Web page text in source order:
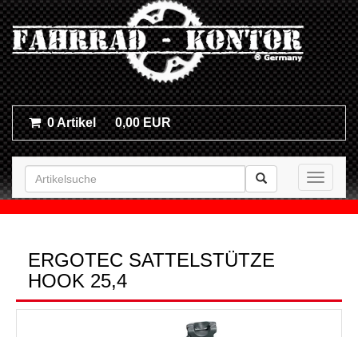
0 Artikel 0,00 EUR
Toggle
ERGOTEC SATTELSTÜTZE
HOOK 25,4